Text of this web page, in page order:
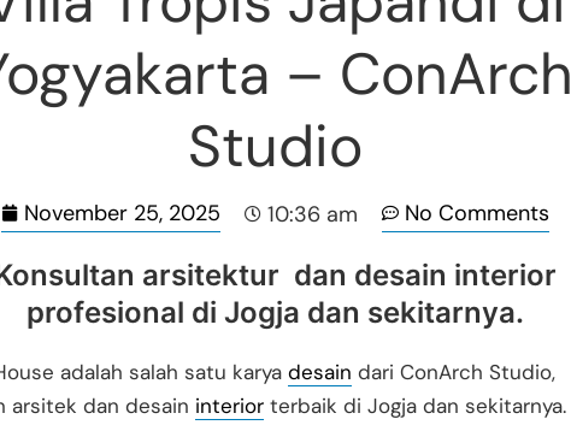
– ConArch
Studio
November 25, 2025 10:36 am No Comments
arsitektur dan desain interior
profesional di Jogja dan sekitarnya.
adalah salah satu karya desain dari ConArch Studio,
arsitek dan desain interior terbaik di Jogja dan sekitarnya.